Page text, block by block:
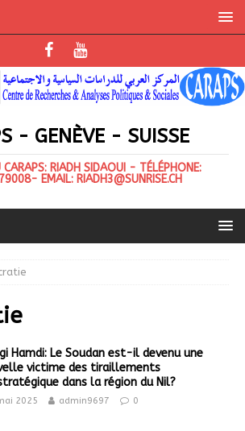
- GENÈVE - SUISSE
CARAPS: RIADH SIDAOUI - TÉLÉPHONE:
EMAIL: RIADH3@SUNRISE.CH
Hamdi: Le Soudan est-il devenu une
victime des tiraillements
dans la région du Nil?
2025 admin9697 0